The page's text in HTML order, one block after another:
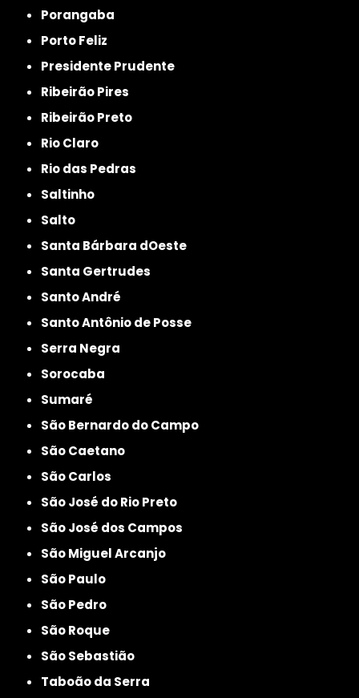
Porangaba
Porto Feliz
Presidente Prudente
Ribeirão Pires
Ribeirão Preto
Rio Claro
Rio das Pedras
Saltinho
Salto
Santa Bárbara dOeste
Santa Gertrudes
Santo André
Santo Antônio de Posse
Serra Negra
Sorocaba
Sumaré
São Bernardo do Campo
São Caetano
São Carlos
São José do Rio Preto
São José dos Campos
São Miguel Arcanjo
São Paulo
São Pedro
São Roque
São Sebastião
Taboão da Serra